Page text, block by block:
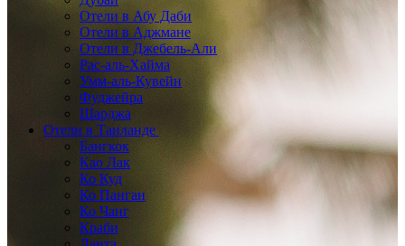
Отели в Абу Даби
Отели в Аджмане
Отели в Джебель-Али
Рас-аль-Хайма
Умм-аль-Кувейн
Фуджейра
Шарджа
Отели в Таиланде
Бангкок
Као Лак
Ко Куд
Ко Панган
Ко Чанг
Краби